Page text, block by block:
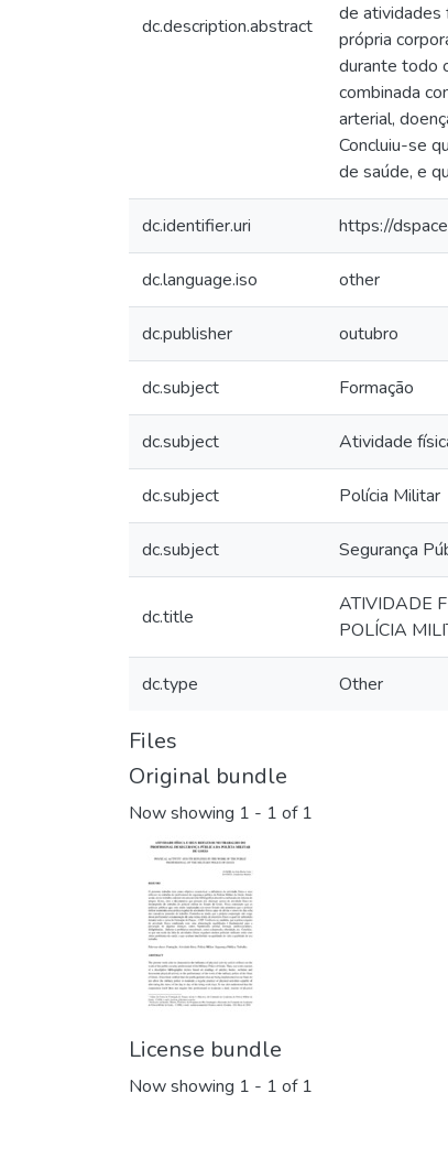
dc.description.abstract
de atividades
própria
durante todo
combinada
arterial,
Concluiu-se
de saúde, e
dc.identifier.uri https://
dc.language.iso other
dc.publisher outubro
dc.subject Formação
dc.subject Atividade
dc.subject Polícia Militar
dc.subject Segurança
dc.title
ATIVIDADE
POLÍCIA
dc.type Other
Files
Original bundle
Now showing 1 - 1 of 1
License bundle
Now showing 1 - 1 of 1